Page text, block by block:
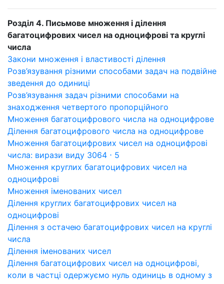
Розділ 4. Письмове множення і ділення
багатоцифрових чисел на одноцифрові та круглі
числа
Закони множення і властивості ділення
Розв’язування різними способами задач на подвійне
зведення до одиниці
Розв’язування задач різними способами на
знаходження четвертого пропорційного
Множення багатоцифрового числа на одноцифрове
Ділення багатоцифрового числа на одноцифрове
Множення багатоцифрових чисел на одноцифрові
числа: вирази виду 3064 ⋅ 5
Множення круглих багатоцифрових чисел на
одноцифрові
Множення іменованих чисел
Ділення круглих багатоцифрових чисел на
одноцифрові
Ділення з остачею багатоцифрових чисел на круглі
числа
Ділення іменованих чисел
Ділення багатоцифрових чисел на одноцифрові,
коли в частці одержуємо нуль одиниць в одному з